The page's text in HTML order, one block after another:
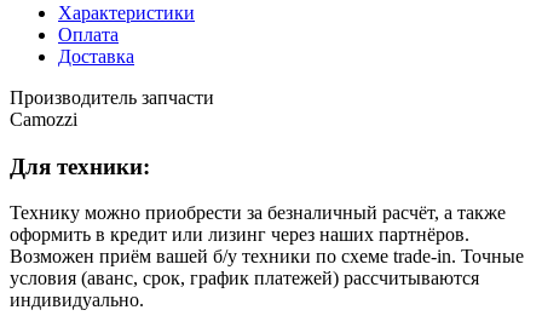
Характеристики
Оплата
Доставка
Производитель запчасти
Camozzi
Для техники:
Технику можно приобрести за безналичный расчёт, а также
оформить в кредит или лизинг через наших партнёров.
Возможен приём вашей б/у техники по схеме trade-in. Точные
условия (аванс, срок, график платежей) рассчитываются
индивидуально.